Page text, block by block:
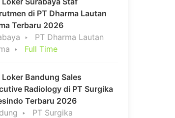
di PT Dharma Lautan
Terbaru 2026
PT Dharma Lautan
Full Time
Bandung Sales
Radiology di PT Surgika
Terbaru 2026
PT Surgika